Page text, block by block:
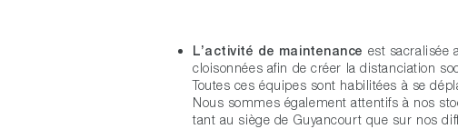
L’activité de maintenance est sacralisée
cloisonnées afin de créer la distanciation
Toutes ces équipes sont habilitées à se
Nous sommes également attentifs à nos
tant au siège de Guyancourt que sur nos